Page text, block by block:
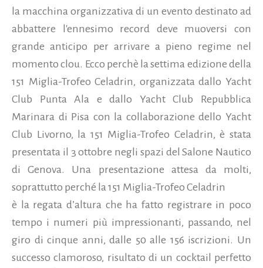
la macchina organizzativa di un evento destinato ad
abbattere l'ennesimo record deve muoversi con
grande anticipo per arrivare a pieno regime nel
momento clou. Ecco perchè la settima edizione della
151 Miglia-Trofeo Celadrin, organizzata dallo Yacht
Club Punta Ala e dallo Yacht Club Repubblica
Marinara di Pisa con la collaborazione dello Yacht
Club Livorno, la 151 Miglia-Trofeo Celadrin, è stata
presentata il 3 ottobre negli spazi del Salone Nautico
di Genova. Una presentazione attesa da molti,
soprattutto perché la 151 Miglia-Trofeo Celadrin
è la regata dʼaltura che ha fatto registrare in poco
tempo i numeri più impressionanti, passando, nel
giro di cinque anni, dalle 50 alle 156 iscrizioni. Un
successo clamoroso, risultato di un cocktail perfetto